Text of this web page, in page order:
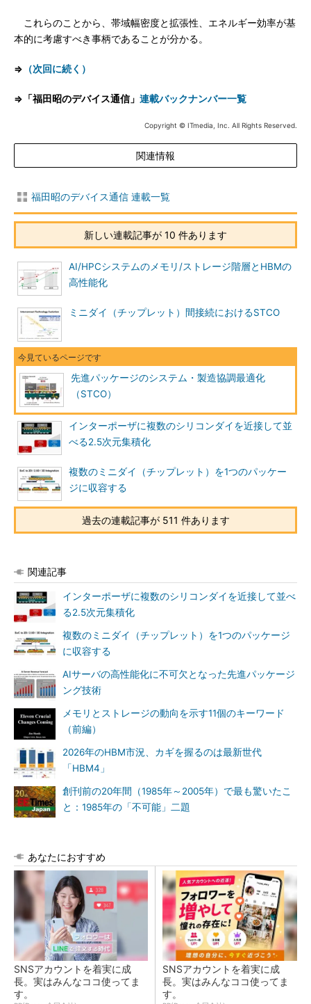
これらのことから、帯域幅密度と拡張性、エネルギー効率が基
本的に考慮すべき事柄であることが分かる。
⇒ （次回に続く）
⇒「福田昭のデバイス通信」 連載バックナンバー一覧
Copyright © ITmedia, Inc. All Rights Reserved.
関連情報
福田昭のデバイス通信 連載一覧
新しい連載記事が 10 件あります
AI/HPCシステムのメモリ/ストレージ階層とHBMの
高性能化
ミニダイ（チップレット）間接続におけるSTCO
先進パッケージのシステム・製造協調最適化
（STCO）
インターポーザに複数のシリコンダイを近接して並
べる2.5次元集積化
複数のミニダイ（チップレット）を1つのパッケー
ジに収容する
過去の連載記事が 511 件あります
関連記事
インターポーザに複数のシリコンダイを近接して並べ
る2.5次元集積化
複数のミニダイ（チップレット）を1つのパッケージ
に収容する
AIサーバの高性能化に不可欠となった先進パッケージ
ング技術
メモリとストレージの動向を示す11個のキーワード
（前編）
2026年のHBM市況、カギを握るのは最新世代
「HBM4」
創刊前の20年間（1985年～2005年）で最も驚いたこ
と：1985年の「不可能」二題
あなたにおすすめ
SNSアカウントを着実に成
長。実はみんなココ使ってま
す。
SNSアカウントを着実に成
長。実はみんなココ使ってま
す。